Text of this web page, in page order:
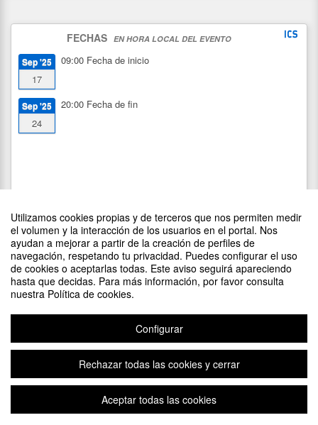
Utilizamos cookies propias y de terceros que nos permiten medir
el volumen y la interacción de los usuarios en el portal. Nos
ayudan a mejorar a partir de la creación de perfiles de
navegación, respetando tu privacidad. Puedes configurar el uso
de cookies o aceptarlas todas. Este aviso seguirá apareciendo
hasta que decidas. Para más información, por favor consulta
nuestra Política de cookies.
Configurar
Rechazar todas las cookies y cerrar
Aceptar todas las cookies
FECHAS EN HORA LOCAL DEL EVENTO
Sep '25
17
09:00 Fecha de inicio
Sep '25
24
20:00 Fecha de fin
DIFUNDE TU EVENTO PONIENDO EL SIGUIENTE CÓDIGO
EN TU SITIO
Copyright © 2026